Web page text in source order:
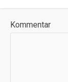
Kommentar